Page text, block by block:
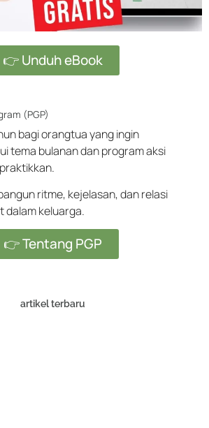
👉 Unduh eBook
(PGP)
bagi orangtua yang ingin
tema bulanan dan program aksi
ritme, kejelasan, dan relasi
dalam keluarga.
👉 Tentang PGP
artikel terbaru